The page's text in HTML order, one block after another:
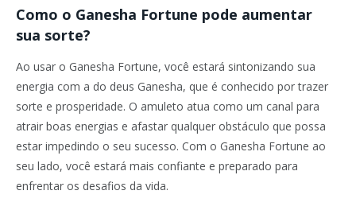
Como o Ganesha Fortune pode aumentar
sua sorte?
Ao usar o Ganesha Fortune, você estará sintonizando sua
energia com a do deus Ganesha, que é conhecido por trazer
sorte e prosperidade. O amuleto atua como um canal para
atrair boas energias e afastar qualquer obstáculo que possa
estar impedindo o seu sucesso. Com o Ganesha Fortune ao
seu lado, você estará mais confiante e preparado para
enfrentar os desafios da vida.